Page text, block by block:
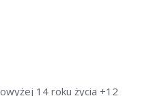
14 roku życia +12